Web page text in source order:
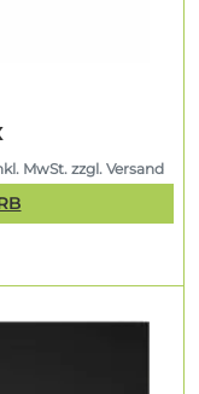
MwSt. zzgl. Versand